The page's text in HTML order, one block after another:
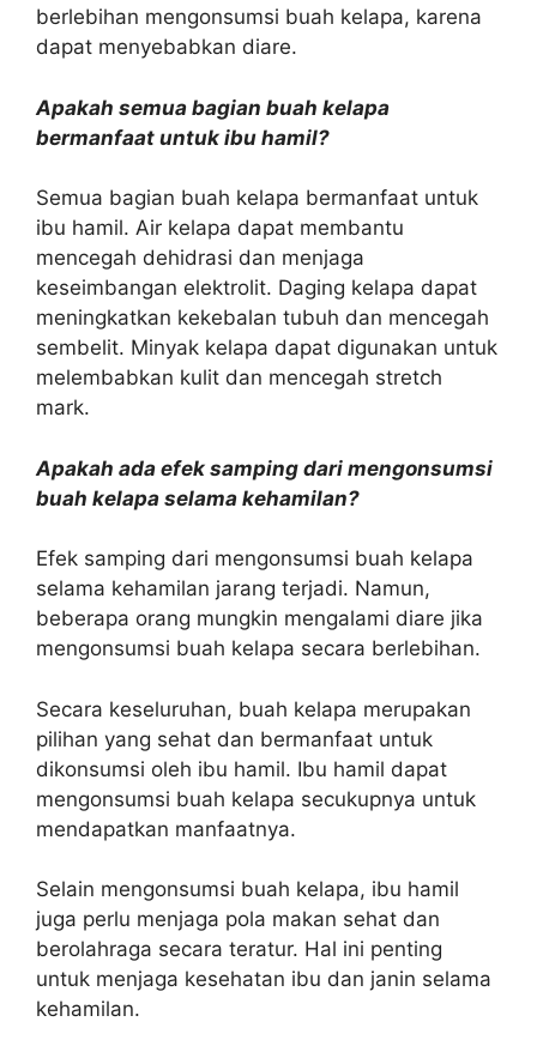
berlebihan mengonsumsi buah kelapa, karena
dapat menyebabkan diare.
Apakah semua bagian buah kelapa
bermanfaat untuk ibu hamil?
Semua bagian buah kelapa bermanfaat untuk
ibu hamil. Air kelapa dapat membantu
mencegah dehidrasi dan menjaga
keseimbangan elektrolit. Daging kelapa dapat
meningkatkan kekebalan tubuh dan mencegah
sembelit. Minyak kelapa dapat digunakan untuk
melembabkan kulit dan mencegah stretch
mark.
Apakah ada efek samping dari mengonsumsi
buah kelapa selama kehamilan?
Efek samping dari mengonsumsi buah kelapa
selama kehamilan jarang terjadi. Namun,
beberapa orang mungkin mengalami diare jika
mengonsumsi buah kelapa secara berlebihan.
Secara keseluruhan, buah kelapa merupakan
pilihan yang sehat dan bermanfaat untuk
dikonsumsi oleh ibu hamil. Ibu hamil dapat
mengonsumsi buah kelapa secukupnya untuk
mendapatkan manfaatnya.
Selain mengonsumsi buah kelapa, ibu hamil
juga perlu menjaga pola makan sehat dan
berolahraga secara teratur. Hal ini penting
untuk menjaga kesehatan ibu dan janin selama
kehamilan.